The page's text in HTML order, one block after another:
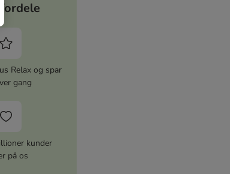
fordele
Relax og spar
gang
kunder
på os